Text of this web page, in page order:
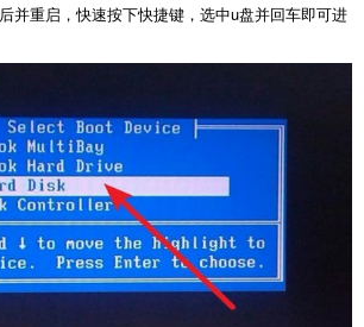
并重启，快速按下快捷键，选中u盘并回车即可进